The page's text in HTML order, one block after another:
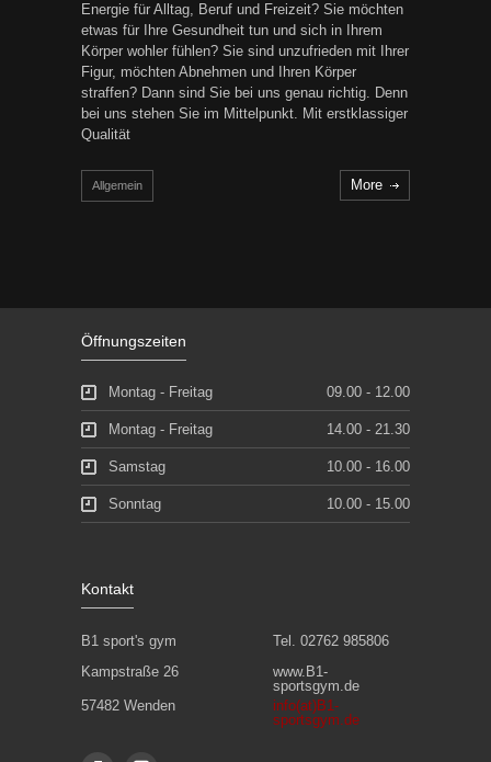
Energie für Alltag, Beruf und Freizeit? Sie möchten
etwas für Ihre Gesundheit tun und sich in Ihrem
Körper wohler fühlen? Sie sind unzufrieden mit Ihrer
Figur, möchten Abnehmen und Ihren Körper
straffen? Dann sind Sie bei uns genau richtig. Denn
bei uns stehen Sie im Mittelpunkt. Mit erstklassiger
Qualität
Allgemein More
Öffnungszeiten
Montag - Freitag 09.00 - 12.00
Montag - Freitag 14.00 - 21.30
Samstag 10.00 - 16.00
Sonntag 10.00 - 15.00
Kontakt
B1 sport's gym
Tel. 02762 985806
Kampstraße 26
www.B1-
sportsgym.de
57482 Wenden
info(at)B1-
sportsgym.de